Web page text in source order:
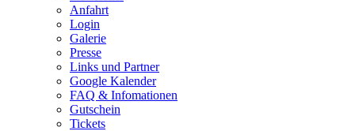
Anfahrt
Login
Galerie
Presse
Links und Partner
Google Kalender
FAQ & Infomationen
Gutschein
Tickets